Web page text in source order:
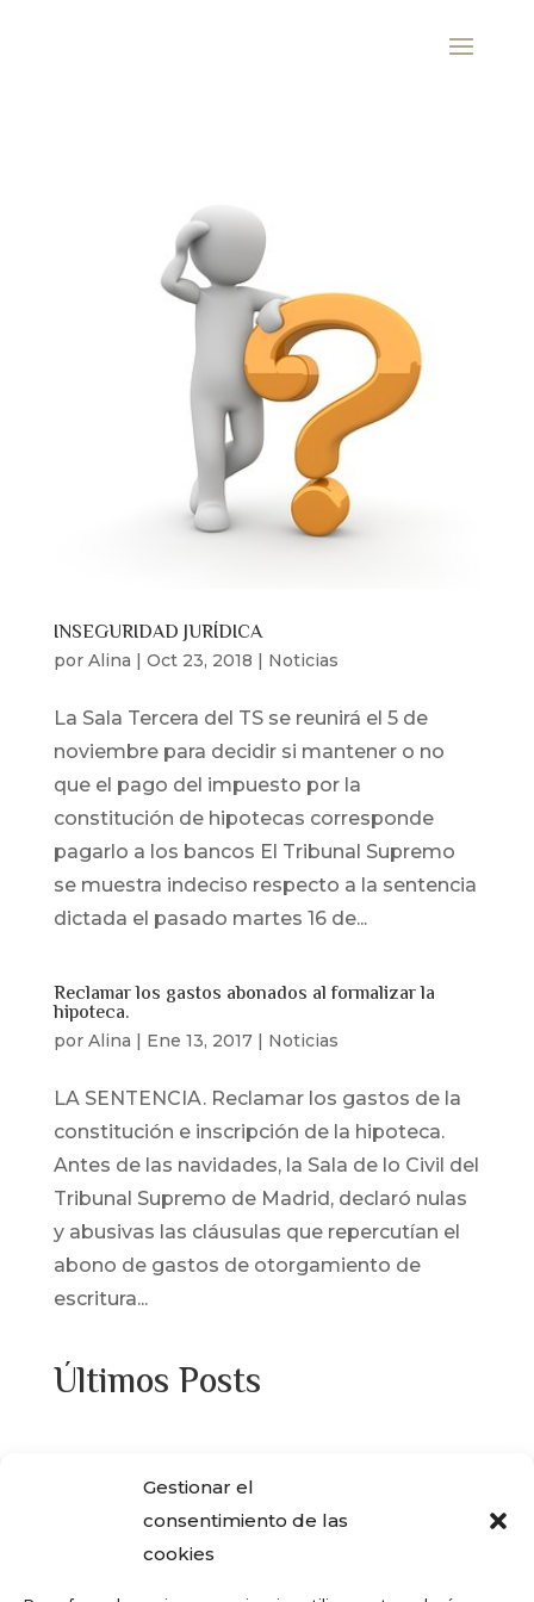
Gestionar el
consentimiento de las
cookies
INSEGURIDAD JURÍDICA
por Alina Oct 23, 2018 Noticias
La Sala Tercera del TS se reunirá el 5 de
noviembre para decidir si mantener o no
que el pago del impuesto por la
constitución de hipotecas corresponde
pagarlo a los bancos El Tribunal Supremo
se muestra indeciso respecto a la sentencia
dictada el pasado martes 16 de...
Reclamar los gastos abonados al formalizar la
hipoteca.
por Alina Ene 13, 2017| Noticias
LA SENTENCIA. Reclamar los gastos de la
constitución e inscripción de la hipoteca.
Antes de las navidades, la Sala de lo Civil del
Tribunal Supremo de Madrid, declaró nulas
y abusivas las cláusulas que repercutían el
abono de gastos de otorgamiento de
escritura...
Últimos Posts
ENCASA CIBELES compró al IVIMA en el
año 2013?